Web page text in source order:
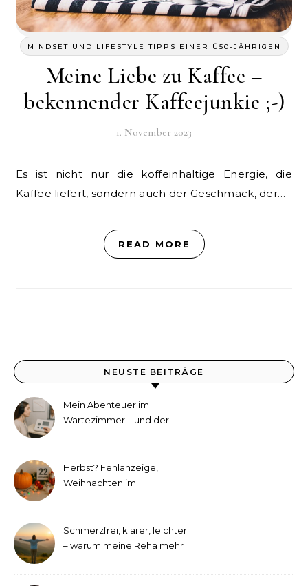
MINDSET UND LIFESTYLE TIPPS EINER Ü50-JÄHRIGEN
Meine Liebe zu Kaffee –
bekennender Kaffeejunkie ;-)
1. November 2023
Es ist nicht nur die koffeinhaltige Energie, die
Kaffee liefert, sondern auch der Geschmack, der…
READ MORE
NEUSTE BEITRÄGE
Mein Abenteuer im
Wartezimmer – und der
Herbst? Fehlanzeige,
Weihnachten im
Schmerzfrei, klarer, leichter
– warum meine Reha mehr